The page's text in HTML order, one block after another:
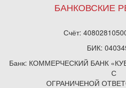
БАНКОВСКИЕ
Счёт:
БИК:
Банк: КОММЕРЧЕСКИЙ БАНК
С
ОГРАНИЧЕНОЙ